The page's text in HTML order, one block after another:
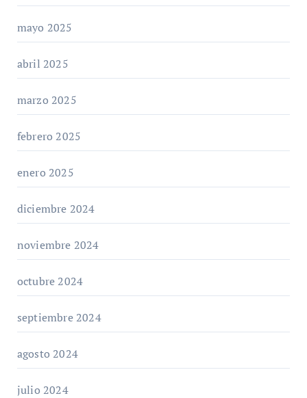
mayo 2025
abril 2025
marzo 2025
febrero 2025
enero 2025
diciembre 2024
noviembre 2024
octubre 2024
septiembre 2024
agosto 2024
julio 2024